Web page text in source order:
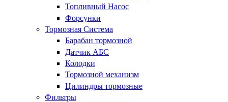
Топливный Насос
Форсунки
Тормозная Система
Барабан тормозной
Датчик АБС
Колодки
Тормозной механизм
Цилиндры тормозные
Фильтры